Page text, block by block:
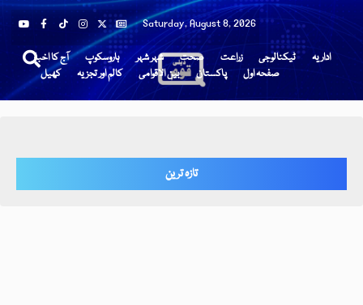
Saturday, August 8, 2026
آج کا اخبار ہاروسکوپ شہر شہر صحت زراعت ٹیکنالوجی
اداریہ
کھیل
کالم اور تجزیہ بین الاقوامی پاکستان صفحہ اول
تازہ ترین